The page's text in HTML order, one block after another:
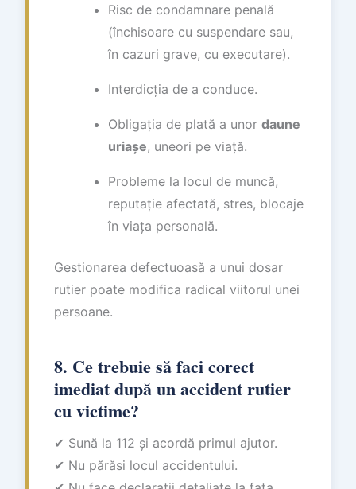
Risc de condamnare penală
(închisoare cu suspendare sau,
în cazuri grave, cu executare).
Interdicția de a conduce.
Obligația de plată a unor daune
uriașe, uneori pe viață.
Probleme la locul de muncă,
reputație afectată, stres, blocaje
în viața personală.
Gestionarea defectuoasă a unui dosar
rutier poate modifica radical viitorul unei
persoane.
8. Ce trebuie să faci corect
imediat după un accident rutier
cu victime?
✔ Sună la 112 și acordă primul ajutor.
✔ Nu părăsi locul accidentului.